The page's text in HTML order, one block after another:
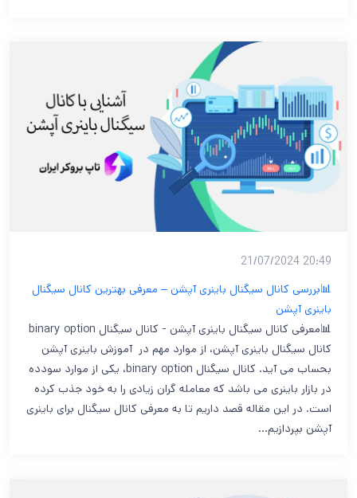
20:49 21/07/2024
📊بررسی کانال سیگنال باینری آپشن – معرفی بهترین کانال سیگنال
باینری آپشن
📊معرفی کانال سیگنال باینری آپشن - کانال سیگنال binary option
کانال سیگنال باینری آپشن، از موارد مهم در آموزش باینری آپشن
بحساب می آید. کانال سیگنال binary option، یکی از موارد سودده
در بازار باینری می باشد که معامله گران زیادی را به خود جذب کرده
است. در این مقاله قصد داریم تا به معرفی کانال سیگنال برای باینری
آپشن بپردازیم…